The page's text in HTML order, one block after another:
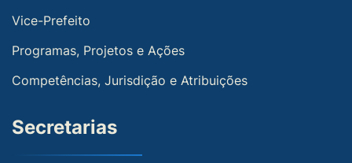
Vice-Prefeito
Programas, Projetos e Ações
Competências, Jurisdição e Atribuições
Secretarias